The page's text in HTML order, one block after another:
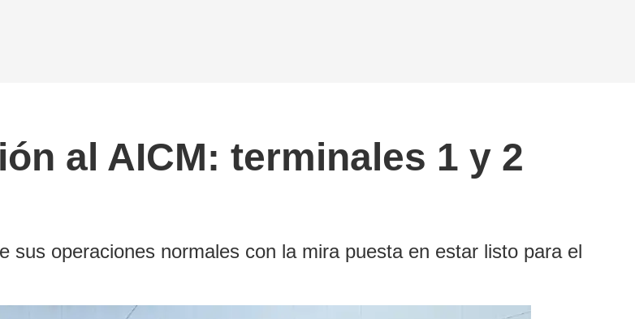
al AICM: terminales 1 y 2
sus operaciones normales con la mira puesta en estar listo para el